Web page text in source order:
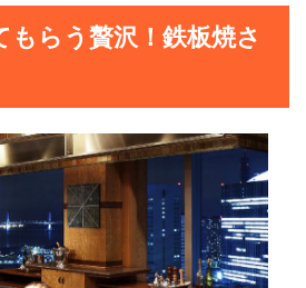
もらう贅沢！鉄板焼さ